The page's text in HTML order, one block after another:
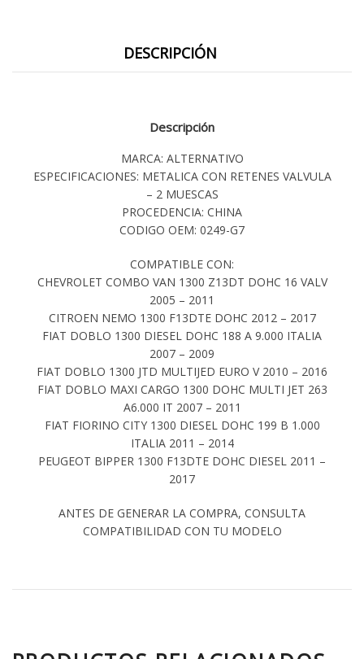
DESCRIPCIÓN
Descripción
MARCA: ALTERNATIVO
ESPECIFICACIONES: METALICA CON RETENES VALVULA
– 2 MUESCAS
PROCEDENCIA: CHINA
CODIGO OEM: 0249-G7
COMPATIBLE CON:
CHEVROLET COMBO VAN 1300 Z13DT DOHC 16 VALV
2005 – 2011
CITROEN NEMO 1300 F13DTE DOHC 2012 – 2017
FIAT DOBLO 1300 DIESEL DOHC 188 A 9.000 ITALIA
2007 – 2009
FIAT DOBLO 1300 JTD MULTIJED EURO V 2010 – 2016
FIAT DOBLO MAXI CARGO 1300 DOHC MULTI JET 263
A6.000 IT 2007 – 2011
FIAT FIORINO CITY 1300 DIESEL DOHC 199 B 1.000
ITALIA 2011 – 2014
PEUGEOT BIPPER 1300 F13DTE DOHC DIESEL 2011 –
2017
ANTES DE GENERAR LA COMPRA, CONSULTA
COMPATIBILIDAD CON TU MODELO